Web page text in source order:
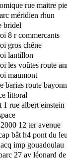
rue maitre
méridien rhun
bridel
8 r commercants
gros chêne
lantillon
les voûtes route
maumont
barias route
littoral
1 rue albert einstein
12 ter avenue
bât h4 pont du
imp gouadoulau
27 av léonard